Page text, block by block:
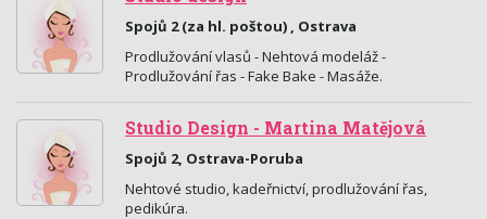
Spojů 2 (za hl. poštou) , Ostrava
Prodlužování vlasů - Nehtová modeláž -
Prodlužování řas - Fake Bake - Masáže.
Studio Design - Martina Matějová
Spojů 2, Ostrava-Poruba
Nehtové studio, kadeřnictví, prodlužování řas,
pedikúra.